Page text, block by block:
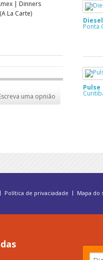
| Dinners
La Carte)
Diesel
Ponta
Pulse
Política de privaciadade Mapa do